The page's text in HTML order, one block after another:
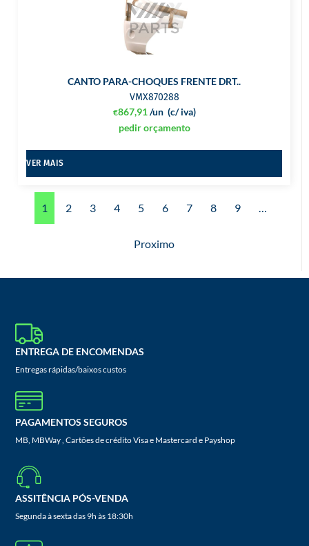
CANTO PARA-CHOQUES FRENTE DRT..
VMX870288
€867,91 (c/ iva)
/un
pedir orçamento
VER MAIS
1 2 3 4 5 6 7 8 9 …
Proximo
ENTREGA DE ENCOMENDAS
Entregas rápidas/baixos custos
PAGAMENTOS SEGUROS
MB, MBWay , Cartões de crédito Visa e Mastercard e Payshop
ASSITÊNCIA PÓS-VENDA
Segunda à sexta das 9h às 18:30h